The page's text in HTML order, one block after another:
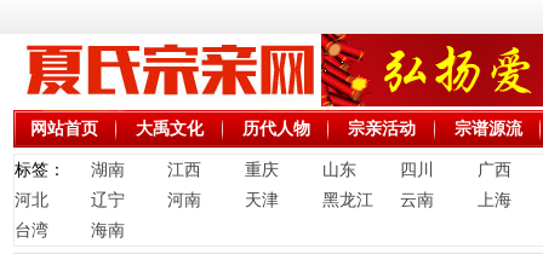
网站首页 大禹文化 历代人物 宗亲活动 宗谱源流
标签： 湖南 江西 重庆 山东 四川
广西
河北
辽宁 河南 天津 黑龙江 云南
上海
台湾
海南